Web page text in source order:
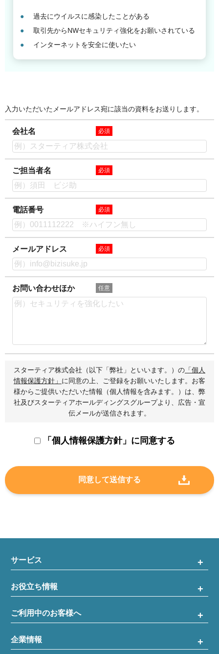
過去にウイルスに感染したことがある
取引先からNWセキュリティ強化をお願いされている
インターネットを安全に使いたい
入力いただいたメールアドレス宛に該当の資料をお送りします。
会社名 必須
ご担当者名 必須
電話番号 必須
メールアドレス 必須
お問い合わせほか 任意
スターティア株式会社（以下「弊社」といいます。）の 「個人
情報保護方針」 に同意の上、ご登録をお願いいたします。お客
様からご提供いただいた情報（個人情報を含みます。）は、弊
社及びスターティアホールディングスグループより、広告・宣
伝メールが送信されます。
「個人情報保護方針」に同意する
サービス
お役立ち情報
ご利用中のお客様へ
企業情報